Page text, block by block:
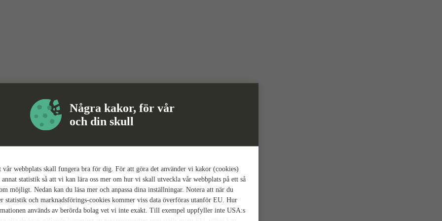
Några kakor, för vår
och din skull
webbplats skall fungera bra för dig. För att göra det använder vi kakor (cookies)
statistik så att vi kan lära oss mer om hur vi skall utveckla vår webbplats på ett så
möjligt. Nedan kan du läsa mer och anpassa dina inställningar. Notera att när du
statistik och marknadsförings-cookies kommer viss data överföras utanför EU. Hur
används av berörda bolag vet vi inte exakt. Till exempel uppfyller inte USA:s